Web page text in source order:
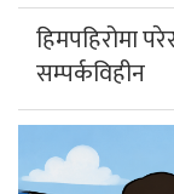
हिमपहिरोमा
सम्पर्कविहीन